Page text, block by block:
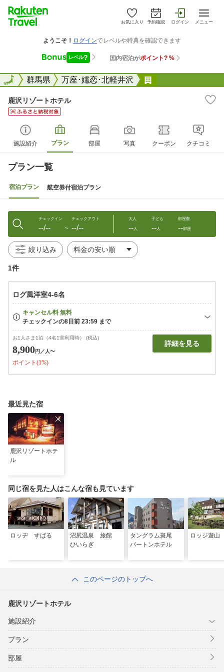
お気に入り 予約確認 ログイン メニュー
全国群馬県 万座･嬬恋･北軽井沢
全国
鹿沢リゾートホテル
施設紹介 プラン 部屋 写真 クーポン クチコミ
プラン一覧
宿泊プラン 航空券付宿泊プラン
チェックイン
--/-- 〜
チェックアウト
--/--
大人
--人
子ども
--人
部屋数
--部屋
絞り込み
1件
ログ風洋室4-6名
お1人さま1泊（4名1室利用時） (税込)
8,900円 ／人〜
ポイント(1%)
詳細を見る
最近見た宿
鹿沢リゾートホテ
ル
同じ宿を見た人はこんな宿も見ています
ロッヂ すばる
沼尻温泉 旅館
ひいらぎ
タングラム斑尾
バートンホテル
ロッジ遊山
このページのトップへ
鹿沢リゾートホテル
施設紹介
プラン
部屋